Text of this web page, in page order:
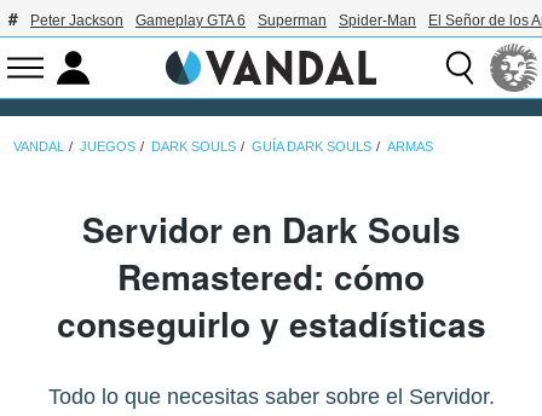
Peter Jackson Gameplay GTA 6 Superman Spider-Man El Señor de los
VANDAL JUEGOS DARK SOULS GUÍA DARK SOULS ARMAS
Servidor en Dark Souls
Remastered: cómo
conseguirlo y estadísticas
Todo lo que necesitas saber sobre el Servidor.